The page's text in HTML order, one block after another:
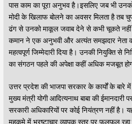
पास काम का पूरा अनुभव है।इसलिए जब भी
मोदी के खिलाफ बोलने का अवसर मिलता है तब चुप
ढंग से उनको माकूल जवाब देने से कभी चूकते नहीं
कमान ने एक अनुभवी और अत्यंत समझदार नेता
महत्वपूर्ण जिम्मेदारी दिया है। उनकी नियुक्ति से
का संगठन पहले की अपेक्षा कहीं अधिक मजबूत
उत्तर प्रदेश की भाजपा सरकार के कार्यों के बारे
मुख्य मंत्री योगी आदित्यनाथ बाबा की
सरकारी अधिकारियों पर कोई नियंत्रण नहीं है।
महकमे में भ्रष्टाचार व्यापक स्तर पर फलफूल